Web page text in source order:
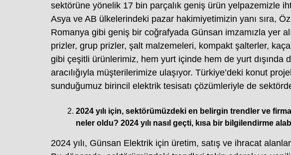
sektörüne yönelik 17 bin parçalık geniş ürün yelpazemizle
Asya ve AB ülkelerindeki pazar hakimiyetimizin yanı sıra,
Romanya gibi geniş bir coğrafyada Günsan imzamızla yer
prizler, grup prizler, şalt malzemeleri, kompakt şalterler,
gibi çeşitli ürünlerimiz, hem yurt içinde hem de yurt dışında
aracılığıyla müşterilerimize ulaşıyor. Türkiye’deki konut
sunduğumuz birincil elektrik tesisatı çözümleriyle de
2024 yılı için, sektörümüzdeki en belirgin trendler ve
neler oldu? 2024 yılı nasıl geçti, kısa bir bilgilendirme
2024 yılı, Günsan Elektrik için üretim, satış ve ihracat